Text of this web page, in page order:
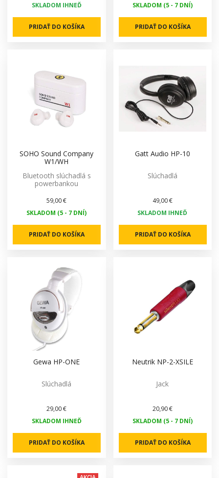
SKLADOM IHNEĎ
PRIDAŤ DO KOŠÍKA
SKLADOM (5 - 7 DNÍ)
PRIDAŤ DO KOŠÍKA
SOHO Sound Company
W1/WH
Bluetooth slúchadlá s
powerbankou
59,00 €
SKLADOM (5 - 7 DNÍ)
PRIDAŤ DO KOŠÍKA
Gatt Audio HP-10
Slúchadlá
49,00 €
SKLADOM IHNEĎ
PRIDAŤ DO KOŠÍKA
Gewa HP-ONE
Slúchadlá
29,00 €
SKLADOM IHNEĎ
PRIDAŤ DO KOŠÍKA
Neutrik NP-2-XSILE
Jack
20,90 €
SKLADOM (5 - 7 DNÍ)
PRIDAŤ DO KOŠÍKA